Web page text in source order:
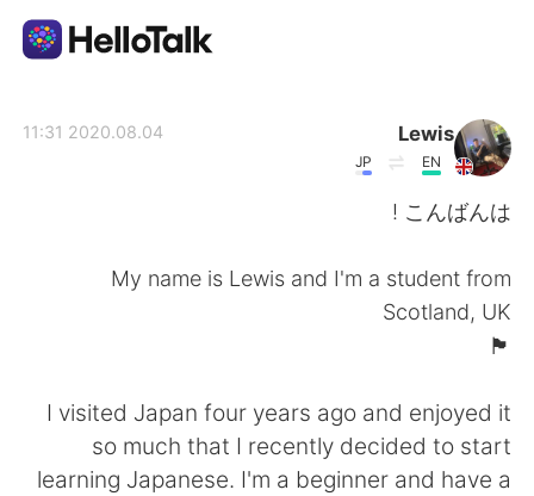
繁體中文 Español
Français Deutsch
Lewis
EN
JP
2020.08.04 11:31
こんばんは !
My name is Lewis and I'm a student from
Scotland, UK
🏴󠁧󠁢󠁳󠁣󠁴󠁿
I visited Japan four years ago and enjoyed it
so much that I recently decided to start
learning Japanese. I'm a beginner and have a